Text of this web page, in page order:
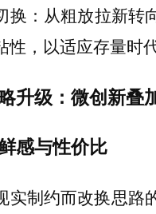
换： 从粗放拉新转
性，以适应存量时
升级：微创新叠
感与性价比
实制约而改换思路